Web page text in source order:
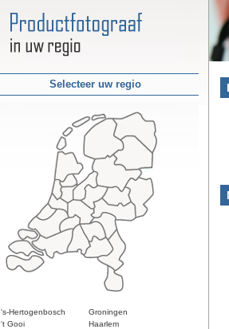
Selecteer uw regio
's-Hertogenbosch
Groningen
't Gooi
Haarlem